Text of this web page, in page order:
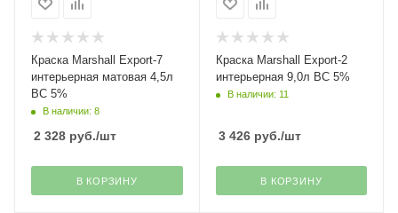
Краска Marshall Export-7
интерьерная матовая 4,5л
ВC 5%
В наличии: 8
2 328 руб./шт
В КОРЗИНУ
Краска Marshall Export-2
интерьерная 9,0л ВC 5%
В наличии: 11
3 426руб./шт
В КОРЗИНУ